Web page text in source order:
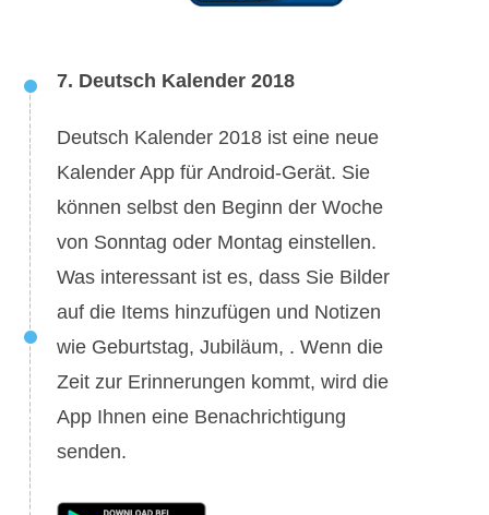
7. Deutsch Kalender 2018
Deutsch Kalender 2018 ist eine neue
Kalender App für Android-Gerät. Sie
können selbst den Beginn der Woche
von Sonntag oder Montag einstellen.
Was interessant ist es, dass Sie Bilder
auf die Items hinzufügen und Notizen
wie Geburtstag, Jubiläum, . Wenn die
Zeit zur Erinnerungen kommt, wird die
App Ihnen eine Benachrichtigung
senden.